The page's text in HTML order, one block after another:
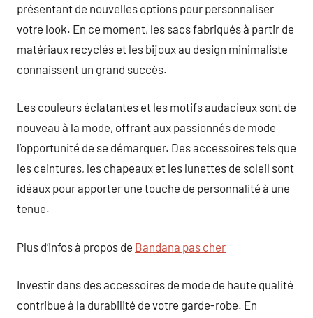
présentant de nouvelles options pour personnaliser
votre look. En ce moment, les sacs fabriqués à partir de
matériaux recyclés et les bijoux au design minimaliste
connaissent un grand succès.
Les couleurs éclatantes et les motifs audacieux sont de
nouveau à la mode, offrant aux passionnés de mode
l’opportunité de se démarquer. Des accessoires tels que
les ceintures, les chapeaux et les lunettes de soleil sont
idéaux pour apporter une touche de personnalité à une
tenue.
Plus d’infos à propos de Bandana pas cher
Investir dans des accessoires de mode de haute qualité
contribue à la durabilité de votre garde-robe. En